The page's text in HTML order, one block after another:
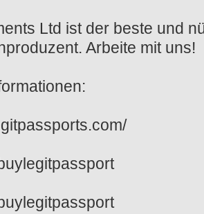
Ltd ist der beste und
Arbeite mit uns!